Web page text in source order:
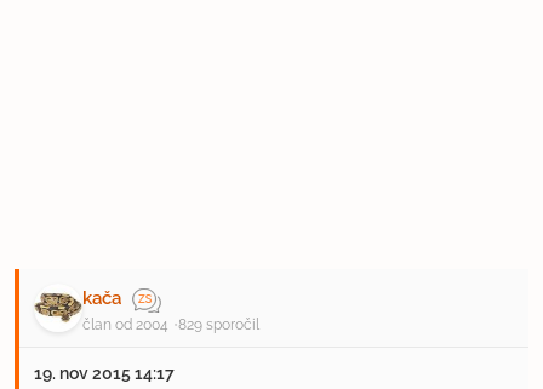
kača
član od 2004 829 sporočil
19. nov 2015 14:17